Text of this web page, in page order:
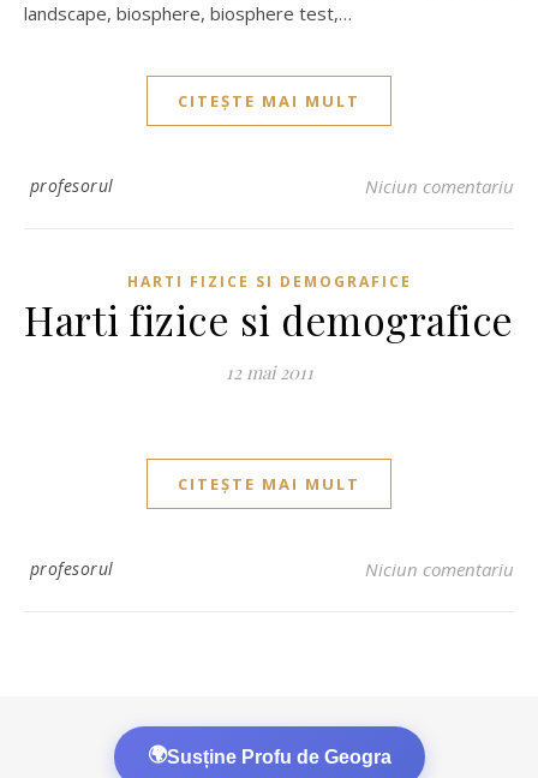
landscape, biosphere, biosphere test,…
CITEȘTE MAI MULT
profesorul Niciun comentariu
HARTI FIZICE SI DEMOGRAFICE
Harti fizice si demografice
12 mai 2011
CITEȘTE MAI MULT
profesorul Niciun comentariu
🌍Susține Profu de Geogra